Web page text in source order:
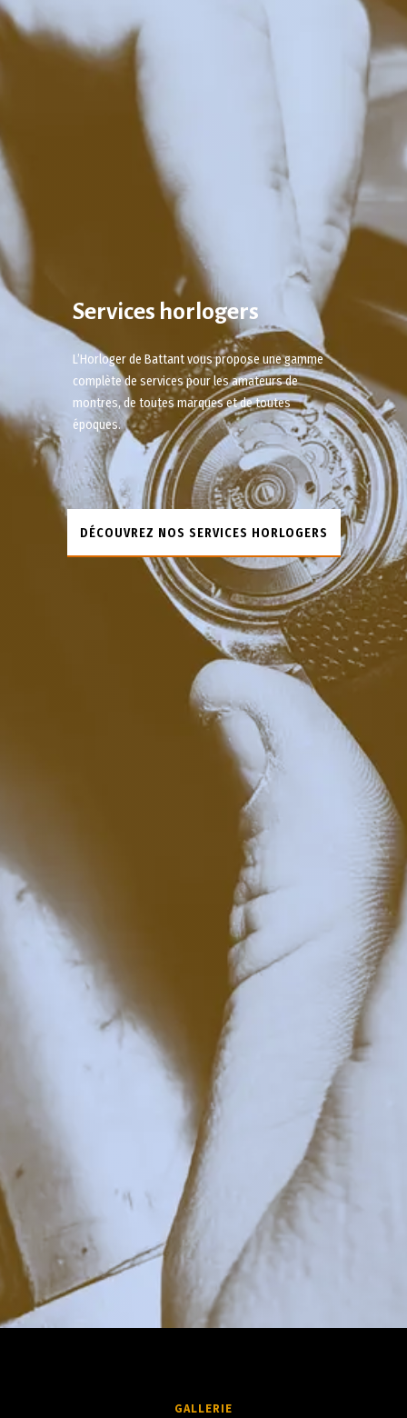
Services horlogers
L’Horloger de Battant vous propose une gamme
complète de services pour les amateurs de
montres, de toutes marques et de toutes
époques.
DÉCOUVREZ NOS SERVICES HORLOGERS
GALLERIE